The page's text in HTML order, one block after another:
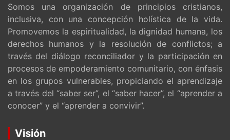
Somos una organización de principios cristianos,
inclusiva, con una concepción holística de la vida.
Promovemos la espiritualidad, la dignidad humana, los
derechos humanos y la resolución de conflictos; a
través del diálogo reconciliador y la participación en
procesos de empoderamiento comunitario, con énfasis
en los grupos vulnerables, propiciando el aprendizaje
a través del “saber ser”, el “saber hacer”, el “aprender a
conocer” y el “aprender a convivir”.
Visión